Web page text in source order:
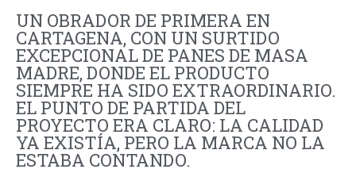
UN OBRADOR DE PRIMERA EN
CARTAGENA, CON UN SURTIDO
EXCEPCIONAL DE PANES DE MASA
MADRE, DONDE EL PRODUCTO
SIEMPRE HA SIDO EXTRAORDINARIO.
EL PUNTO DE PARTIDA DEL
PROYECTO ERA CLARO: LA CALIDAD
YA EXISTÍA, PERO LA MARCA NO LA
ESTABA CONTANDO.